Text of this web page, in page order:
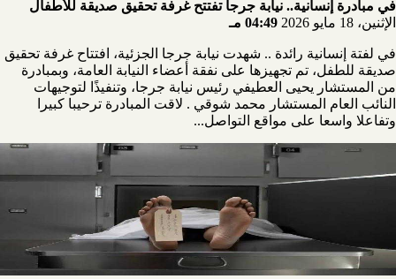
في مبادرة إنسانية.. نيابة جرجا تفتتح غرفة تحقيق صديقة للأطفال
الإثنين، 18 مايو 2026
04:49 مـ
في لفتة إنسانية رائدة .. شهدت نيابة جرجا الجزئية، افتتاح غرفة تحقيق
صديقة للطفل، تم تجهيزها على نفقة أعضاء النيابة العامة، وبمبادرة
من المستشار يحيى العطيفي رئيس نيابة جرجا، وتنفيذًا لتوجيهات
النائب العام المستشار محمد شوقي . لاقت المبادرة ترحيبا كبيرا
وتفاعلا واسعا على مواقع التواصل...